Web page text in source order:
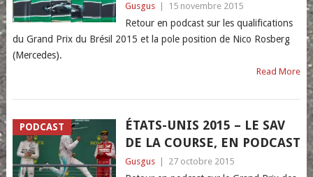
Gusgus 15 novembre 2015
Retour en podcast sur les qualifications
du Grand Prix du Brésil 2015 et la pole position de Nico Rosberg
(Mercedes).
Read More
PODCAST
ÉTATS-UNIS 2015 – LE SAV
DE LA COURSE, EN PODCAST
Gusgus 27 octobre 2015